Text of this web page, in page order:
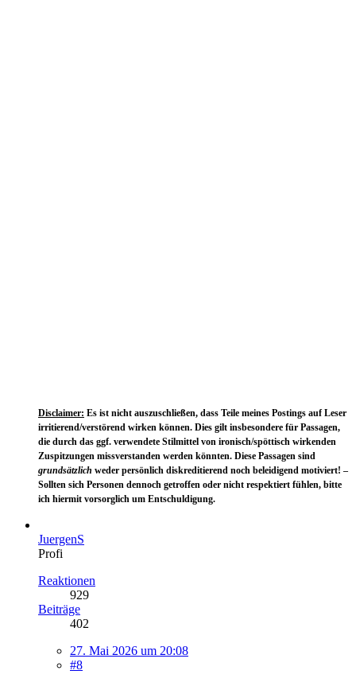
Disclaimer: Es ist nicht auszuschließen, dass Teile meines Postings auf Leser
irritierend/verstörend wirken können. Dies gilt insbesondere für Passagen,
die durch das ggf. verwendete Stilmittel von ironisch/spöttisch wirkenden
Zuspitzungen missverstanden werden könnten. Diese Passagen sind
grundsätzlich weder persönlich diskreditierend noch beleidigend motiviert! –
Sollten sich Personen dennoch getroffen oder nicht respektiert fühlen, bitte
ich hiermit vorsorglich um Entschuldigung.
JuergenS
Profi
Reaktionen
929
Beiträge
402
27. Mai 2026 um 20:08
#8